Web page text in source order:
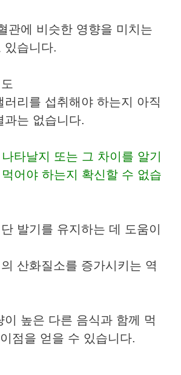
관에 비슷한 영향을 미치는
있습니다.
러리를 섭취해야 하는지 아직
과는 없습니다.
타날지 또는 그 차이를 알기
어야 하는지 확신할 수 없습
발기를 유지하는 데 도움이
산화질소를 증가시키는 역
이 높은 다른 음식과 함께 먹
점을 얻을 수 있습니다.